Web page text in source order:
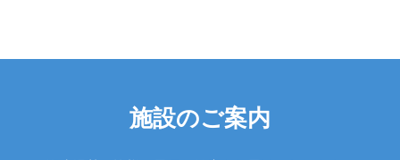
施設のご案内